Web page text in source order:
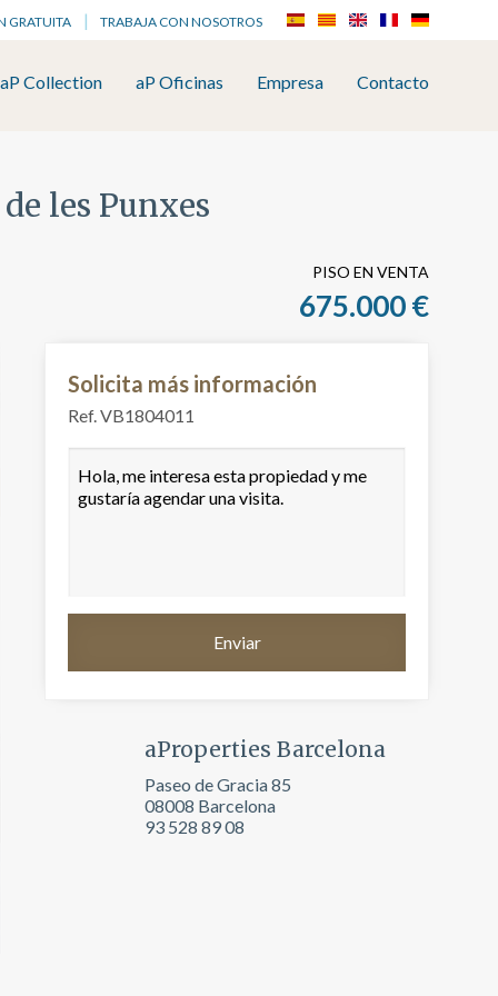
GRATUITA TRABAJA CON NOSOTROS
aP Collection aP Oficinas Empresa Contacto
les Punxes
PISO EN VENTA
675.000 €
Solicita más información
Ref. VB1804011
aProperties Barcelona
Paseo de Gracia 85
08008 Barcelona
93 528 89 08